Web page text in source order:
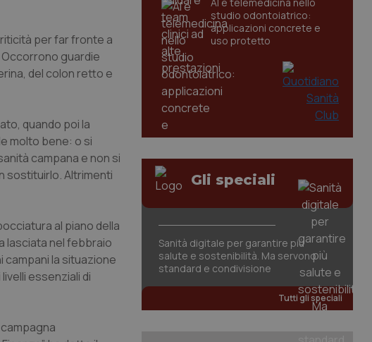
per far fronte a
guardie
del colon retto e
quando poi la
molto bene: o si
campana e non si
sostituirlo. Altrimenti
al piano della
lasciata nel febbraio
campani la situazione
essenziali di
studio odontoiatrico:
applicazioni concrete e
uso protetto
Gli speciali
Sanità digitale per garantire più
salute e sostenibilità. Ma servono
standard e condivisione
Tutti gli speciali